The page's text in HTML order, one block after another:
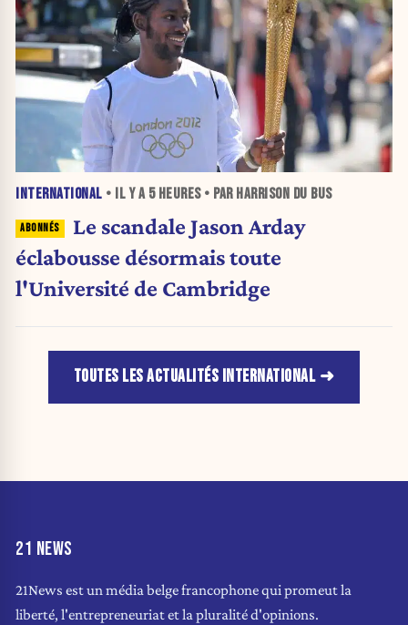
INTERNATIONAL • IL Y A 5 HEURES• PAR HARRISON DU BUS
Le scandale Jason Arday
éclabousse désormais toute
l'Université de Cambridge
TOUTES LES ACTUALITÉS INTERNATIONAL
21 NEWS
21News est un média belge francophone qui promeut la
liberté, l'entrepreneuriat et la pluralité d'opinions.